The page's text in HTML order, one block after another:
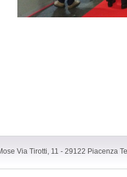
Via Tirotti, 11 - 29122 Piacenza